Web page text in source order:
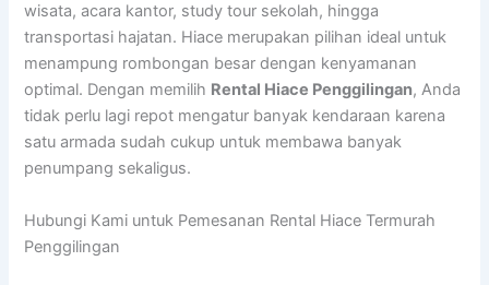
wisata, acara kantor, study tour sekolah, hingga
transportasi hajatan. Hiace merupakan pilihan ideal untuk
menampung rombongan besar dengan kenyamanan
optimal. Dengan memilih Rental Hiace Penggilingan, Anda
tidak perlu lagi repot mengatur banyak kendaraan karena
satu armada sudah cukup untuk membawa banyak
penumpang sekaligus.
Hubungi Kami untuk Pemesanan Rental Hiace Termurah
Penggilingan